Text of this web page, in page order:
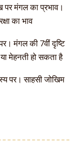
मंगल का प्रभाव।
का भाव
मंगल की 7वीं दृष्टि
मेहनती हो सकता है
पर। साहसी जोखिम